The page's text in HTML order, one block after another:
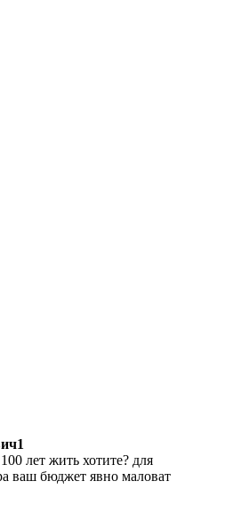
лет жить хотите? для
ваш бюджет явно маловат